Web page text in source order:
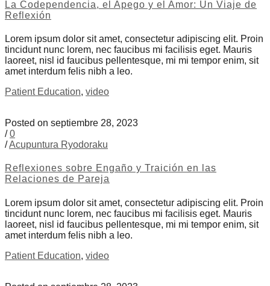
La Codependencia, el Apego y el Amor: Un Viaje de
Reflexión
Lorem ipsum dolor sit amet, consectetur adipiscing elit. Proin
tincidunt nunc lorem, nec faucibus mi facilisis eget. Mauris
laoreet, nisl id faucibus pellentesque, mi mi tempor enim, sit
amet interdum felis nibh a leo.
Patient Education, video
Posted on septiembre 28, 2023
/0
/Acupuntura Ryodoraku
Reflexiones sobre Engaño y Traición en las
Relaciones de Pareja
Lorem ipsum dolor sit amet, consectetur adipiscing elit. Proin
tincidunt nunc lorem, nec faucibus mi facilisis eget. Mauris
laoreet, nisl id faucibus pellentesque, mi mi tempor enim, sit
amet interdum felis nibh a leo.
Patient Education, video